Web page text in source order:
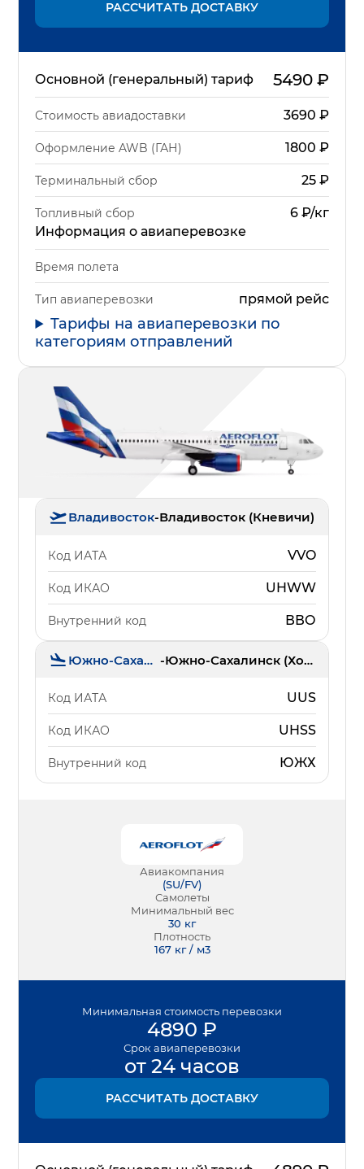
РАССЧИТАТЬ ДОСТАВКУ
Основной (генеральный) тариф 5490₽
Стоимость авиадоставки 3690 ₽
Оформление AWB (ГАН) 1800 ₽
Терминальный сбор 25₽
Топливный сбор
6 ₽/кг
Информация о авиаперевозке
Время полета
Тип авиаперевозки прямой рейс
Тарифы на авиаперевозки по
категориям отправлений
Владивосток-Владивосток (Кневичи)
Код ИАТА VVO
Код ИКАО UHWW
Внутренний код ВВО
Южно-Сахалинск - Южно-Сахалинск (Хомутово)
Код ИАТА UUS
Код ИКАО UHSS
Внутренний код ЮЖХ
Авиакомпания
(SU/FV)
Самолеты
Минимальный вес
30 кг
Плотность
167 кг / м3
Минимальная стоимость перевозки
4890 ₽
Срок авиаперевозки
от 24 часов
РАССЧИТАТЬ ДОСТАВКУ